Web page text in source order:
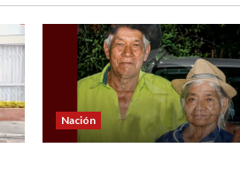
Nación